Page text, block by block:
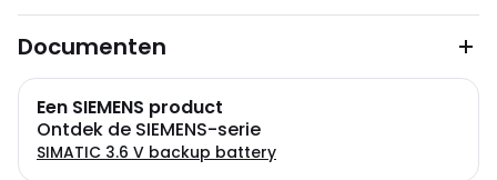
Documenten
Een SIEMENS product
Ontdek de SIEMENS-serie
SIMATIC 3.6 V backup battery